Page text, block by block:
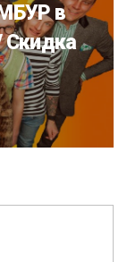
в
Скидка